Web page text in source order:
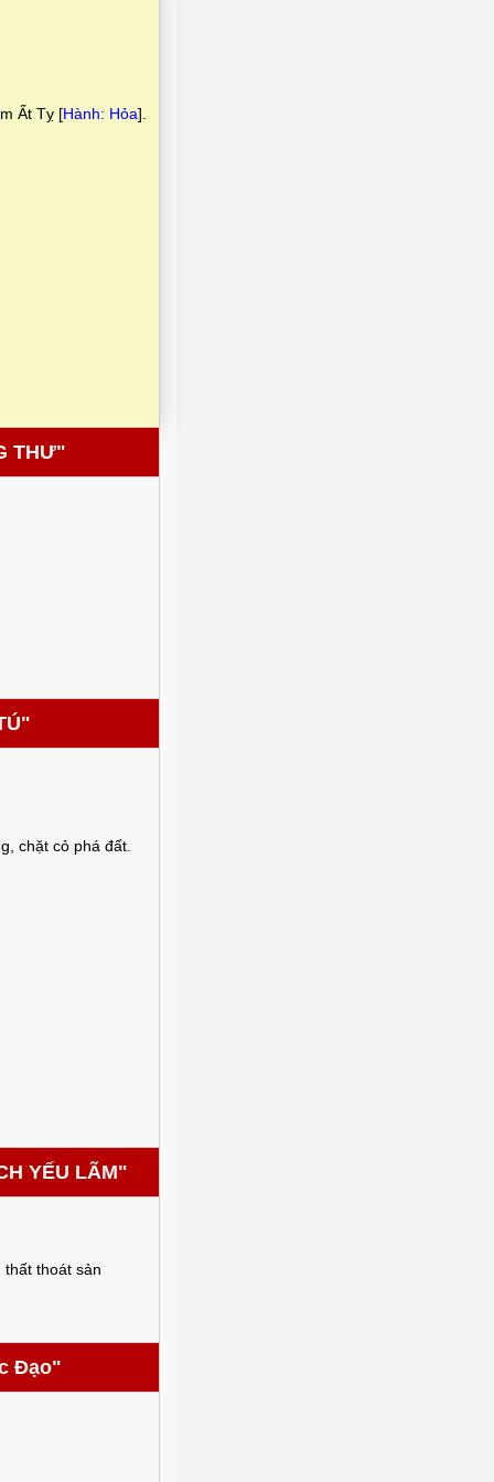
Ất Tỵ [Hành: Hỏa].
THƯ"
chặt cỏ phá đất.
YẾU LÃM"
thoát sản
Đạo"